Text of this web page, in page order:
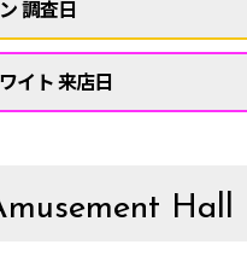
調査日
イト 来店日
Hall